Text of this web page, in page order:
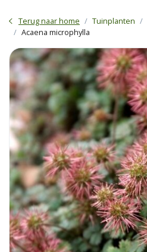
Terug naar home Tuinplanten
Acaena microphylla